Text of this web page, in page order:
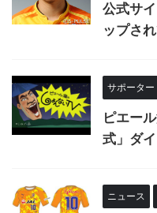
公式サ
ップさ
サポーター
ピエー
式」ダ
ニュース